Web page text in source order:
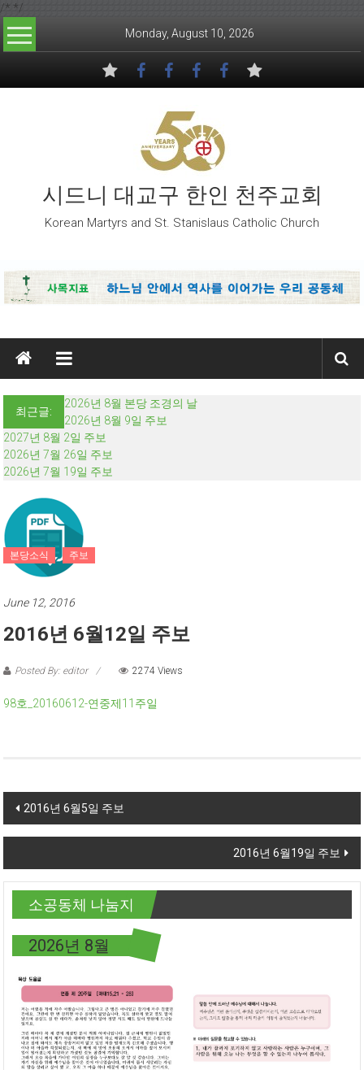
/* */
Skip to content
Monday, August 10, 2026
시드니 대교구 한인 천주교회
Korean Martyrs and St. Stanislaus Catholic Church
최근글:
2026년 8월 본당 조경의 날
2026년 8월 9일 주보
2027년 8월 2일 주보
2026년 7월 26일 주보
2026년 7월 19일 주보
본당소식 주보
June 12, 2016
2016년 6월12일 주보
Posted By: editor 2274 Views
98호_20160612-연중제11주일
Post navigation
2016년 6월5일 주보
2016년 6월19일 주보
소공동체 나눔지
2026년 8월